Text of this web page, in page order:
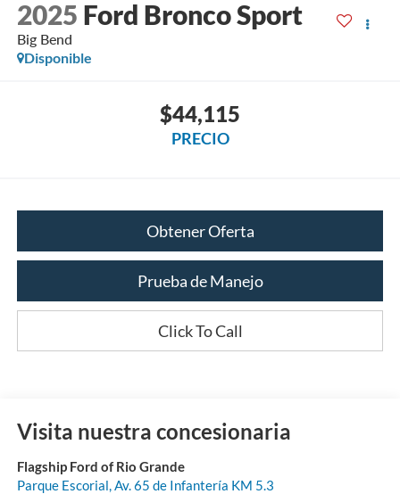
2025 Ford Bronco Sport
Big Bend
Disponible
$44,115
PRECIO
Obtener Oferta
Prueba de Manejo
Click To Call
Visita nuestra concesionaria
Flagship Ford of Rio Grande
Parque Escorial, Av. 65 de Infantería KM 5.3